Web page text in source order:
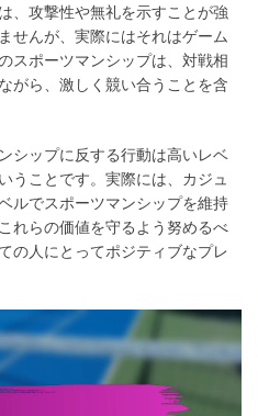
、攻撃性や無礼を示すことが強
せんが、実際にはそれはゲーム
スポーツマンシップは、対戦相
がら、激しく競い合うことを含
シップに反する行動は高いレベ
うことです。実際には、カジュ
ルでスポーツマンシップを維持
れらの価値を守るよう努めるべ
の人にとってポジティブなプレ